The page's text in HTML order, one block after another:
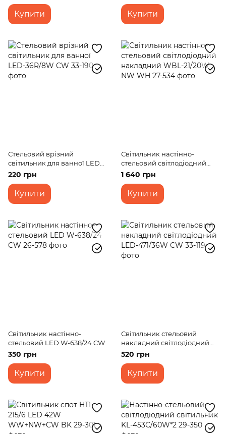
Купити Купити
Стельовий врізний
світильник для ванної LED-
36R/8W CW
220 грн
Купити
Світильник настінно-
стельовий світлодіодний
накладний WBL-21/20W NW
1 640 грн
Купити
Світильник настінно-
стельовий LED W-638/24 CW
350 грн
Купити
Світильник стельовий
накладний світлодіодний
LED-471/36W CW
520 грн
Купити